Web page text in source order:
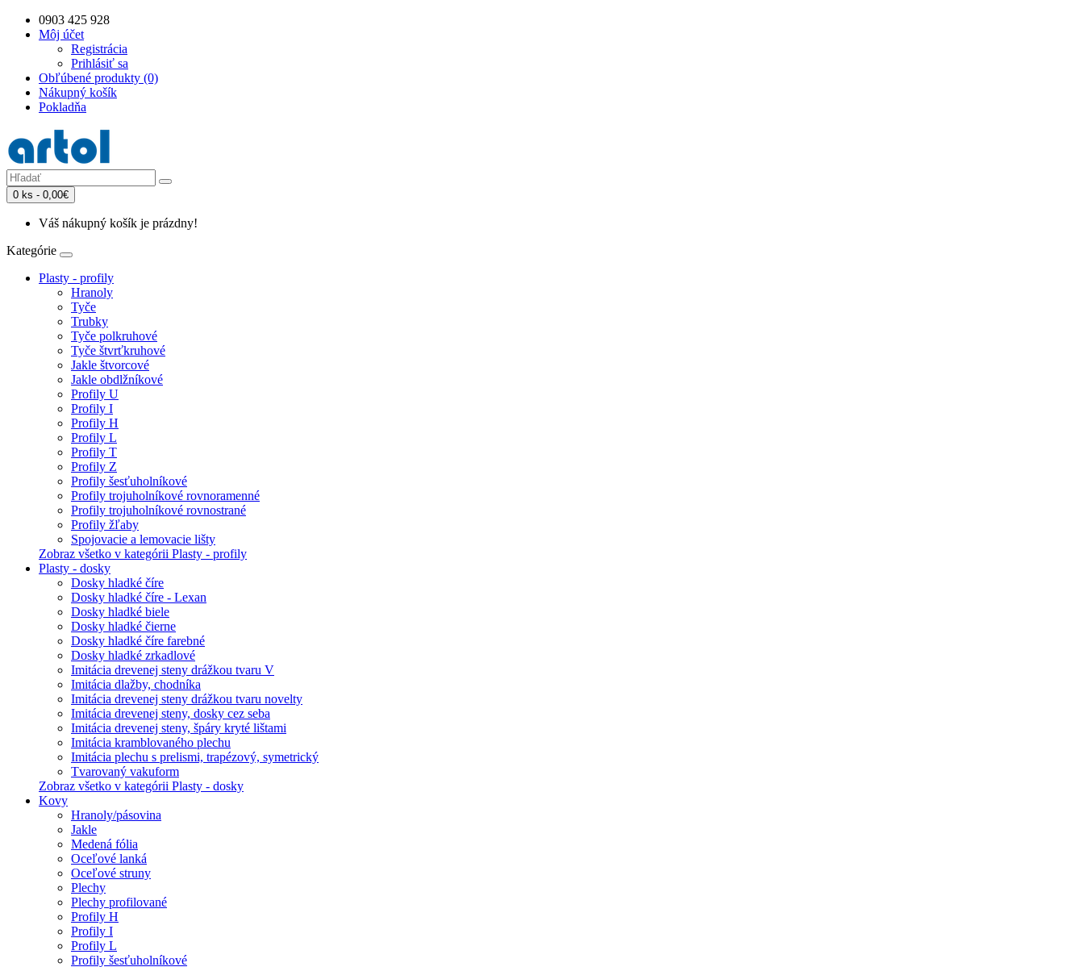
0903 425 928
Môj účet
Registrácia
Prihlásiť sa
Obľúbené produkty (0)
Nákupný košík
Pokladňa
0 ks - 0,00€
Váš nákupný košík je prázdny!
Kategórie
Plasty - profily
Hranoly
Tyče
Trubky
Tyče polkruhové
Tyče štvrťkruhové
Jakle štvorcové
Jakle obdlžníkové
Profily U
Profily I
Profily H
Profily L
Profily T
Profily Z
Profily šesťuholníkové
Profily trojuholníkové rovnoramenné
Profily trojuholníkové rovnostrané
Profily žľaby
Spojovacie a lemovacie lišty
Zobraz všetko v kategórii Plasty - profily
Plasty - dosky
Dosky hladké číre
Dosky hladké číre - Lexan
Dosky hladké biele
Dosky hladké čierne
Dosky hladké číre farebné
Dosky hladké zrkadlové
Imitácia drevenej steny drážkou tvaru V
Imitácia dlažby, chodníka
Imitácia drevenej steny drážkou tvaru novelty
Imitácia drevenej steny, dosky cez seba
Imitácia drevenej steny, špáry kryté lištami
Imitácia kramblovaného plechu
Imitácia plechu s prelismi, trapézový, symetrický
Tvarovaný vakuform
Zobraz všetko v kategórii Plasty - dosky
Kovy
Hranoly/pásovina
Jakle
Medená fólia
Oceľové lanká
Oceľové struny
Plechy
Plechy profilované
Profily H
Profily I
Profily L
Profily šesťuholníkové